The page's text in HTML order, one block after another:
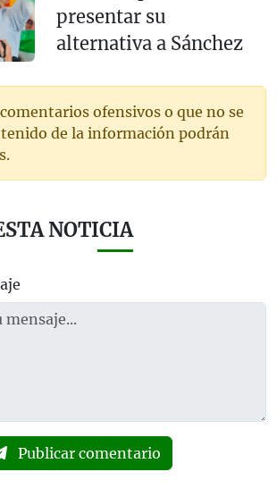
presentar su
alternativa a Sánchez
ofensivos o que no se
de la información podrán
NOTICIA
Publicar comentario